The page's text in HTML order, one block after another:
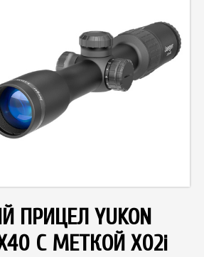
ПРИЦЕЛ YUKON
С МЕТКОЙ X02i